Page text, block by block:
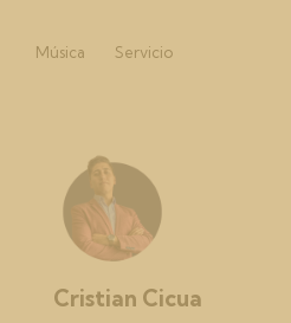
Música Servicio
Cristian Cicua